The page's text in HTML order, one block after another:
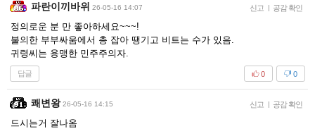
파란이끼바위 26-05-16 14:07 신고 | 공감 확인
정의로운 분 만 좋아하세요~~~!
불의한 부부싸움에서 총 잡아 땡기고 비트는 수가 있음.
귀령씨는 용맹한 민주주의자.
답글 0
0
쾌변왕 26-05-16 14:15 신고 | 공감 확인
드시는거 잘나옴